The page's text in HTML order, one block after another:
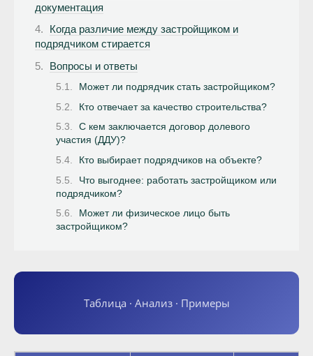
документация
Когда различие между застройщиком и
подрядчиком стирается
Вопросы и ответы
Может ли подрядчик стать застройщиком?
Кто отвечает за качество строительства?
С кем заключается договор долевого
участия (ДДУ)?
Кто выбирает подрядчиков на объекте?
Что выгоднее: работать застройщиком или
подрядчиком?
Может ли физическое лицо быть
застройщиком?
Таблица · Анализ · Примеры